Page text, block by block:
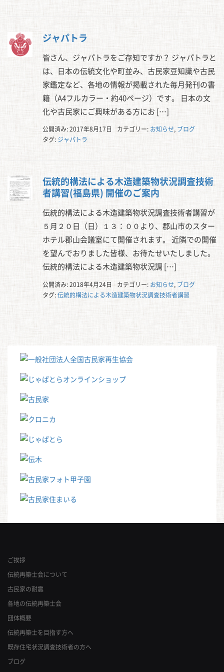
ジャパトラ
皆さん、ジャパトラをご存知ですか？ ジャパトラと
は、日本の伝統文化や町並み、古民家豆知識や古民
家鑑定など、各地の情報が掲載された毎月発刊の書
籍（A4フルカラー・約40ページ）です。 日本の文
化や古民家にご興味がある方にお […]
公開済み: 2017年8月17日 カテゴリー: お知らせ, ブログ
タグ: ジャパトラ
伝統的構法による木造建築物状況調査技術
者講習(福島県) 開催のご案内
伝統的構法による木造建築物状況調査技術者講習が
５月２０日（日）１３：００より、郡山市のスター
ホテル郡山会議室にて開催されます。 近隣での開催
を望んでおりました皆様、お待たせいたしました。
伝統的構法による木造建築物状況調 […]
公開済み: 2018年4月24日 カテゴリー: お知らせ, ブログ
タグ:伝統的構法による木造建築物状況調査技術者講習
ご挨拶
伝統再築士会について
古民家の耐震
各地の伝統再築士会
団体概要
伝統再築士を目指す方へ
既存住宅状況調査技術者の方へ
ブログ